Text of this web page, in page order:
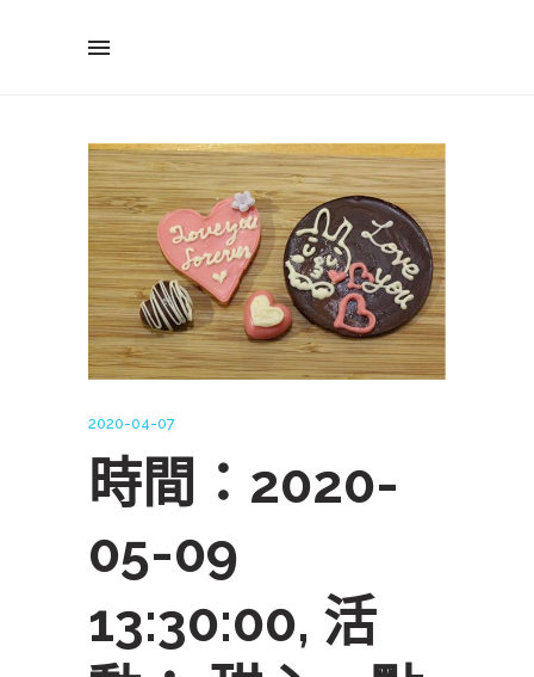
2020-04-07
時間：2020-
05-09
13:30:00, 活